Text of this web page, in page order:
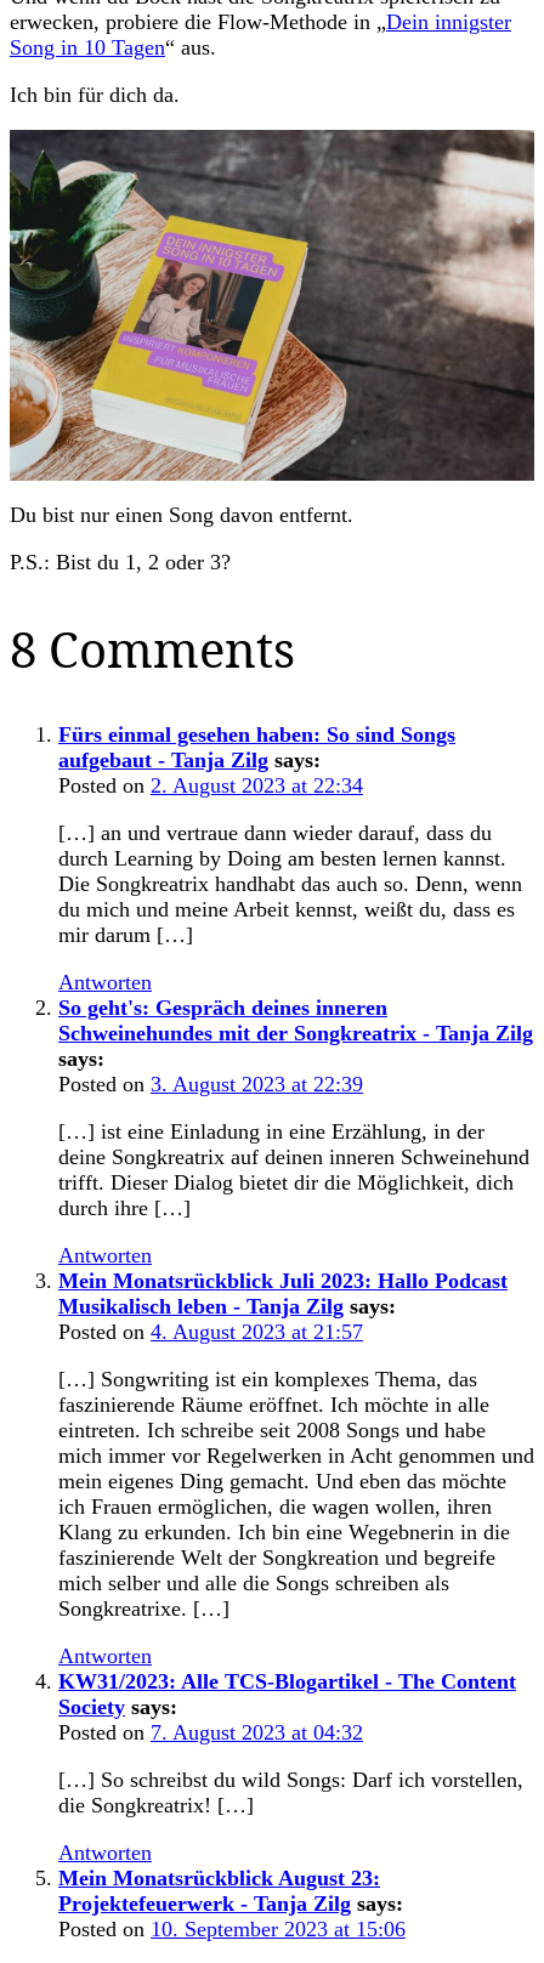
erwecken, probiere die Flow-Methode in „Dein innigster
Song in 10 Tagen“ aus.
Ich bin für dich da.
Du bist nur einen Song davon entfernt.
P.S.: Bist du 1, 2 oder 3?
8 Comments
Fürs einmal gesehen haben: So sind Songs
aufgebaut - Tanja Zilg says:
Posted on 2. August 2023 at 22:34
[…] an und vertraue dann wieder darauf, dass du
durch Learning by Doing am besten lernen kannst.
Die Songkreatrix handhabt das auch so. Denn, wenn
du mich und meine Arbeit kennst, weißt du, dass es
mir darum […]
Antworten
So geht's: Gespräch deines inneren
Schweinehundes mit der Songkreatrix - Tanja Zilg
says:
Posted on 3. August 2023 at 22:39
[…] ist eine Einladung in eine Erzählung, in der
deine Songkreatrix auf deinen inneren Schweinehund
trifft. Dieser Dialog bietet dir die Möglichkeit, dich
durch ihre […]
Antworten
Mein Monatsrückblick Juli 2023: Hallo Podcast
Musikalisch leben - Tanja Zilg says:
Posted on 4. August 2023 at 21:57
[…] Songwriting ist ein komplexes Thema, das
faszinierende Räume eröffnet. Ich möchte in alle
eintreten. Ich schreibe seit 2008 Songs und habe
mich immer vor Regelwerken in Acht genommen und
mein eigenes Ding gemacht. Und eben das möchte
ich Frauen ermöglichen, die wagen wollen, ihren
Klang zu erkunden. Ich bin eine Wegebnerin in die
faszinierende Welt der Songkreation und begreife
mich selber und alle die Songs schreiben als
Songkreatrixe. […]
Antworten
KW31/2023: Alle TCS-Blogartikel - The Content
Society says:
Posted on 7. August 2023 at 04:32
[…] So schreibst du wild Songs: Darf ich vorstellen,
die Songkreatrix! […]
Antworten
Mein Monatsrückblick August 23:
Projektefeuerwerk - Tanja Zilg says:
Posted on 10. September 2023 at 15:06